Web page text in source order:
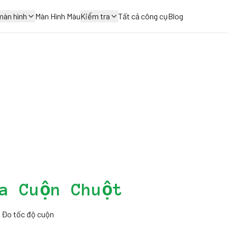
hình Màn Hình MàuKiểm tra Tất cả công cụBlog
Chuột
Đo tốc độ cuộn